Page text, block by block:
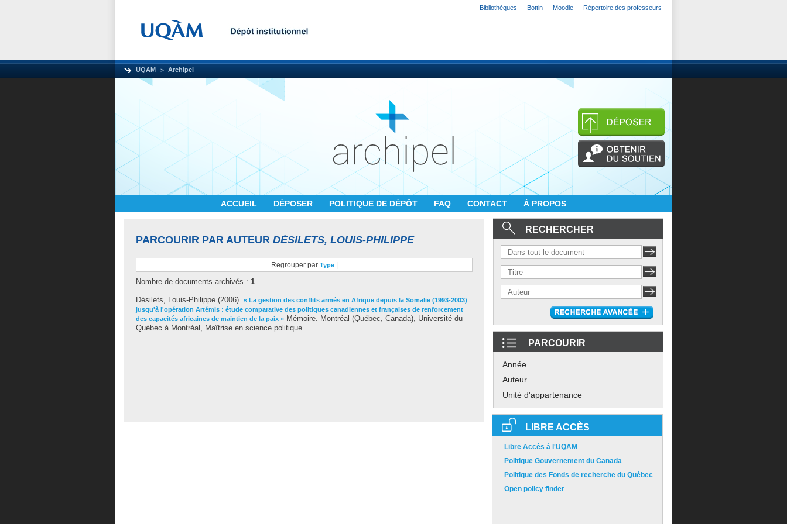
Bibliothèques Bottin Moodle Répertoire des professeurs
UQAM Archipel
ACCUEIL DÉPOSER POLITIQUE DE DÉPÔT FAQ CONTACT À PROPOS
PARCOURIR PAR AUTEUR DÉSILETS, LOUIS-PHILIPPE
Regrouper par Type
Nombre de documents archivés : 1.
Désilets, Louis-Philippe (2006). « La gestion des conflits armés en Afrique depuis la Somalie (1993-2003)
jusqu'à l'opération Artémis : étude comparative des politiques canadiennes et françaises de renforcement
des capacités africaines de maintien de la paix » Mémoire. Montréal (Québec, Canada), Université du
Québec à Montréal, Maîtrise en science politique.
RECHERCHER
PARCOURIR
Année
Auteur
Unité d'appartenance
LIBRE ACCÈS
Libre Accès à l'UQAM
Politique Gouvernement du Canada
Politique des Fonds de recherche du Québec
Open policy finder